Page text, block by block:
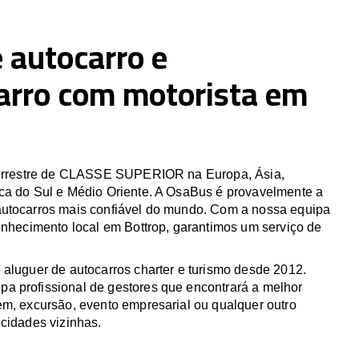
e
com motorista em
de CLASSE SUPERIOR na Europa, Ásia,
do Sul e Médio Oriente. A OsaBus é provavelmente a
mais confiável do mundo. Com a nossa equipa
local em Bottrop, garantimos um serviço de
de autocarros charter e turismo desde 2012.
profissional de gestores que encontrará a melhor
excursão, evento empresarial ou qualquer outro
vizinhas.